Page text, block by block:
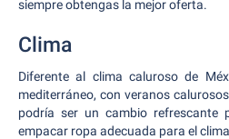
siempre obtengas la mejor oferta.
Clima
Diferente al clima caluroso de
mediterráneo, con veranos
podría ser un cambio refrescante
empacar ropa adecuada para el